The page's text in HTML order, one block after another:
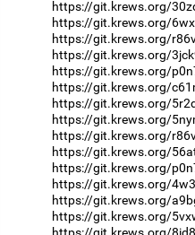
https://git.krews.org/
https://git.krews.org/
https://git.krews.org/
https://git.krews.org/
https://git.krews.org/
https://git.krews.org/
https://git.krews.org/
https://git.krews.org/
https://git.krews.org/
https://git.krews.org/
https://git.krews.org/
https://git.krews.org/
https://git.krews.org/
https://git.krews.org/
https://git.krews.org/